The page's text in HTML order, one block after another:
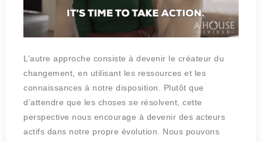
L’autre approche consiste à devenir le créateur du
changement, en utilisant les ressources et les
connaissances à notre disposition. Plutôt que
d’attendre que les choses se résolvent, cette
perspective nous encourage à devenir des acteurs
actifs dans notre propre évolution. Nous pouvons